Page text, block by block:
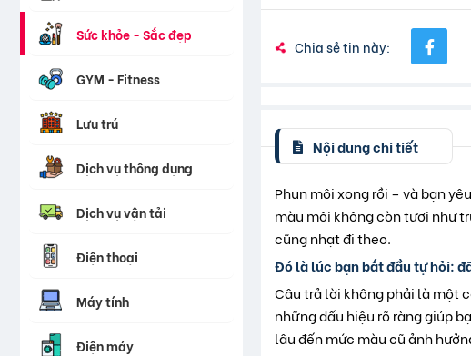
Sức khỏe - Sắc đẹp
GYM - Fitness
Lưu trú
Dịch vụ thông dụng
Dịch vụ vận tải
Điện thoại
Máy tính
Điện máy
Chia sẻ tin này:
Nội dung chi tiết
Phun môi xong rồi – và bạn
màu môi không còn tươi như
cũng nhạt đi theo.
Đó là lúc bạn bắt đầu tự hỏi:
Câu trả lời không phải là một
những dấu hiệu rõ ràng giúp
lâu đến mức màu cũ ảnh